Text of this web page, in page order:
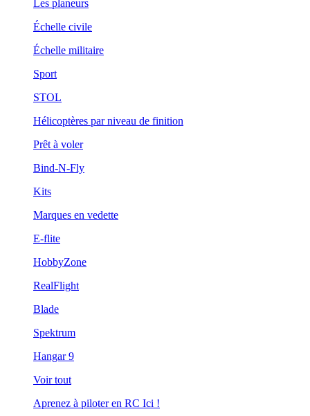
Les planeurs
Échelle civile
Échelle militaire
Sport
STOL
Hélicoptères par niveau de finition
Prêt à voler
Bind-N-Fly
Kits
Marques en vedette
E-flite
HobbyZone
RealFlight
Blade
Spektrum
Hangar 9
Voir tout
Aprenez à piloter en RC Ici !